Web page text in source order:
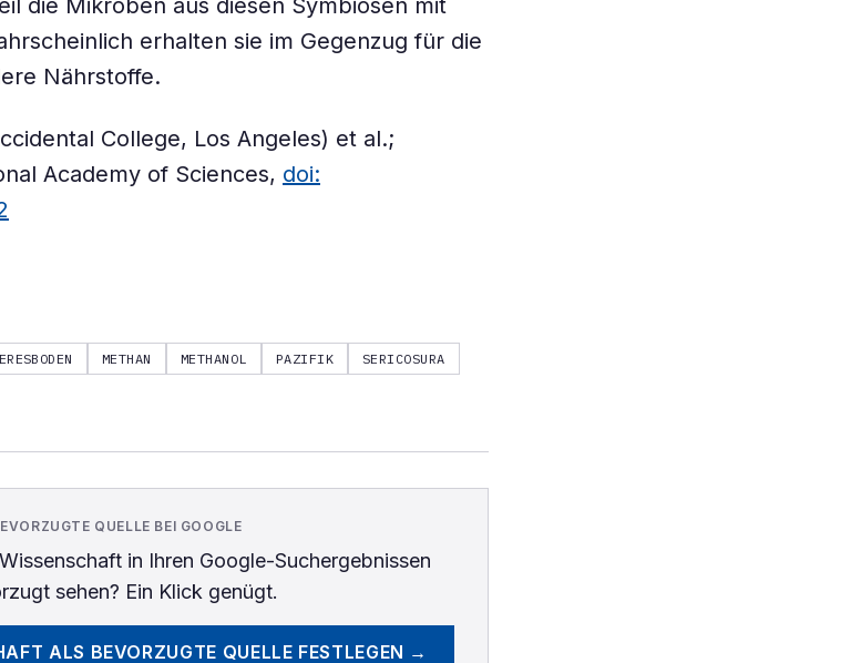
die Mikroben aus diesen Symbiosen mit
erhalten sie im Gegenzug für die
Nährstoffe.
College, Los Angeles) et al.;
Academy of Sciences, doi:
METHAN METHANOL PAZIFIK
SERICOSURA
QUELLE BEI GOOGLE
in Ihren Google-Suchergebnissen
sehen? Ein Klick genügt.
ALS BEVORZUGTE QUELLE FESTLEGEN →